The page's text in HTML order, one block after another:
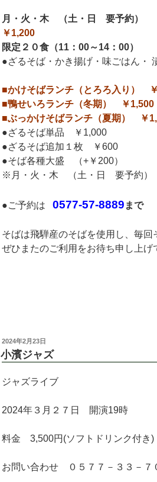
月・火・木 （土・日 要予約）
￥1,200
限定２０食（11：00～14：00）
●ざるそば・かき揚げ・味ごはん・
■かけそばランチ（とろろ入り）
■鴨せいろランチ（冬期） ￥1,500
■ぶっかけそばランチ（夏期） ￥
●ざるそば単品 ￥1,000
●ざるそば追加１枚 ￥600
●そば各種大盛 （+￥200）
※月・火・木 （土・日 要予約）
●ご予約は 0577-57-8889 まで
そばは飛騨産のそばを使用し、毎回
ぜひまたのご利用をお待ち申し上げ
2024年2月23日
小濱ジャズ
ジャズライブ
2024年３月２７日 開演19時
料金 3,500円(ソフトドリンク付き)
お問い合わせ ０５７７－３３－７